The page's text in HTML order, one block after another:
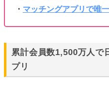
・ マッチングアプリで唯
累計会員数1,500万人で
プリ